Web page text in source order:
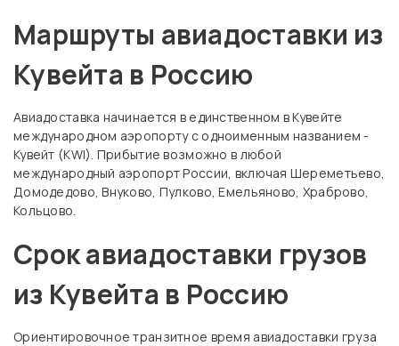
Маршруты авиадоставки из
Кувейта в Россию
Авиадоставка начинается в единственном в Кувейте
международном аэропорту с одноименным названием -
Кувейт (KWI). Прибытие возможно в любой
международный аэропорт России, включая Шереметьево,
Домодедово, Внуково, Пулково, Емельяново, Храброво,
Кольцово.
Срок авиадоставки грузов
из Кувейта в Россию
Ориентировочное транзитное время авиадоставки груза